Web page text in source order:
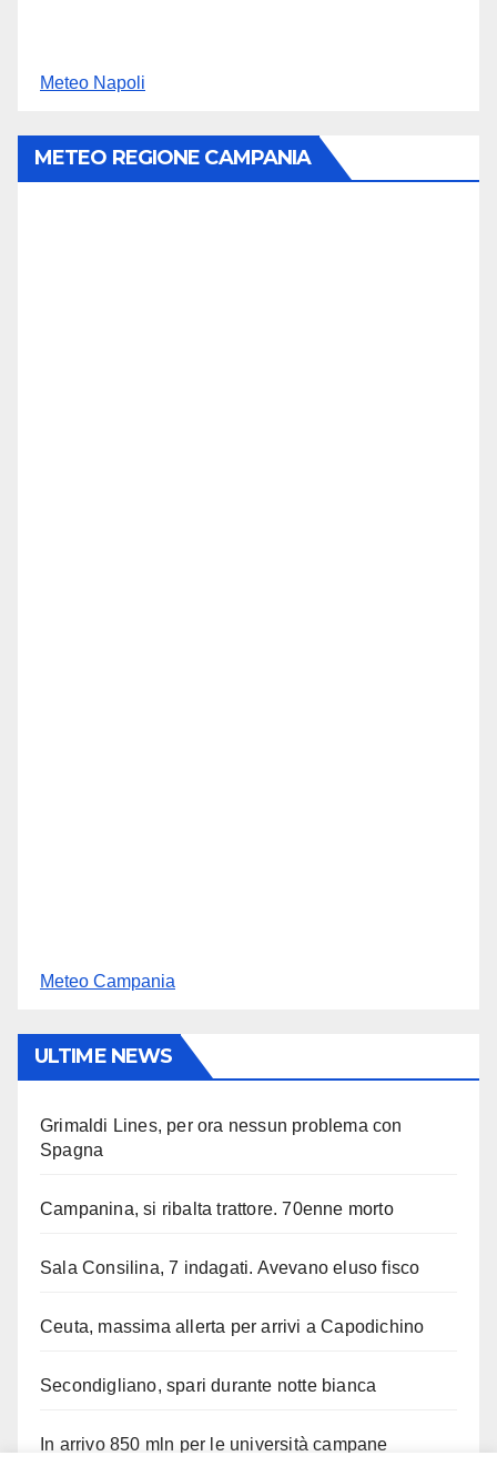
Meteo Napoli
METEO REGIONE CAMPANIA
Meteo Campania
ULTIME NEWS
Grimaldi Lines, per ora nessun problema con
Spagna
Campanina, si ribalta trattore. 70enne morto
Sala Consilina, 7 indagati. Avevano eluso fisco
Ceuta, massima allerta per arrivi a Capodichino
Secondigliano, spari durante notte bianca
In arrivo 850 mln per le università campane